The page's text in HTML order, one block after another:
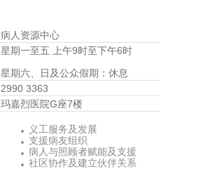
病人资源中心
星期一至五 上午9时至下午6时
星期六、日及公众假期：休息
2990 3363
玛嘉烈医院G座7楼
义工服务及发展
支援病友组织
病人与照顾者赋能及支援
社区协作及建立伙伴关系